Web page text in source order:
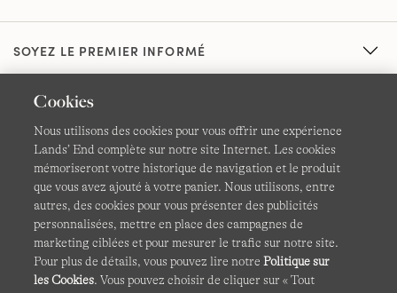
SOYEZ LE PREMIER INFORMÉ
CGV Confidentialité et sécurité
Cookies -Gérer mes paramètres Carte du site
Lands' End à l'international
Cookies
Nous utilisons des cookies pour vous offrir une expérience
Lands’ End complète sur notre site Internet. Les cookies
mémoriseront votre historique de navigation et le produit
que vous avez ajouté à votre panier. Nous utilisons, entre
autres, des cookies pour vous présenter des publicités
personnalisées, mettre en place des campagnes de
marketing ciblées et pour mesurer le trafic sur notre site.
Pour plus de détails, vous pouvez lire notrePolitique sur
les Cookies. Vous pouvez choisir de cliquer sur « Tout